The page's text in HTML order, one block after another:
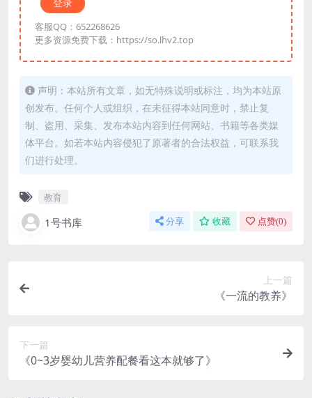
客服QQ：652268626
更多资源免费下载：https://so.lhv2.top
声明：本站所有文章，如无特殊说明或标注，均为本站原
创发布。任何个人或组织，在未征得本站同意时，禁止复
制、盗用、采集、发布本站内容到任何网站、书籍等各类媒
体平台。如若本站内容侵犯了原著者的合法权益，可联系我
们进行处理。
教育
1号书库 分享 收藏 点赞(0)
上一篇
《一流的教养》
下一篇
《0~3岁婴幼儿营养配餐看这本就够了》